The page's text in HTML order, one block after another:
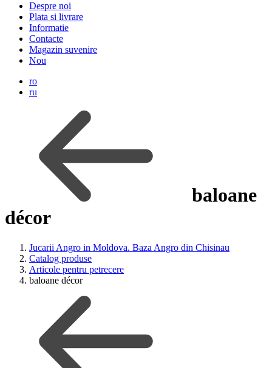
Despre noi
Plata si livrare
Informatie
Contacte
Magazin suvenire
Nou
ro
ru
baloane
décor
Jucarii Angro in Moldova. Baza Angro din Chisinau
Catalog produse
Articole pentru petrecere
baloane décor